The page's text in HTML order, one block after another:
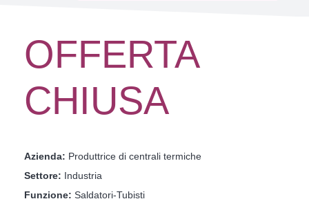
OFFERTA
CHIUSA
Azienda: Produttrice di centrali termiche
Settore: Industria
Funzione: Saldatori-Tubisti